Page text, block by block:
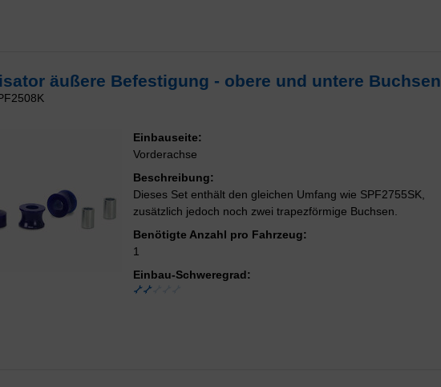
äußere Befestigung - obere und untere Buchsen
Einbauseite:
Vorderachse
Beschreibung:
Dieses Set enthält den gleichen Umfang wie SPF2755SK,
zusätzlich jedoch noch zwei trapezförmige Buchsen.
Benötigte Anzahl pro Fahrzeug:
1
Einbau-Schweregrad: